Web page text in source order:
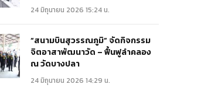
24 มิถุนายน 2026 15:24 น.
“สนามบินสุวรรณภูมิ” จัดกิจกรรม
จิตอาสาพัฒนาวัด – ฟื้นฟูลำคลอง
ณ วัดบางปลา
24 มิถุนายน 2026 14:29 น.